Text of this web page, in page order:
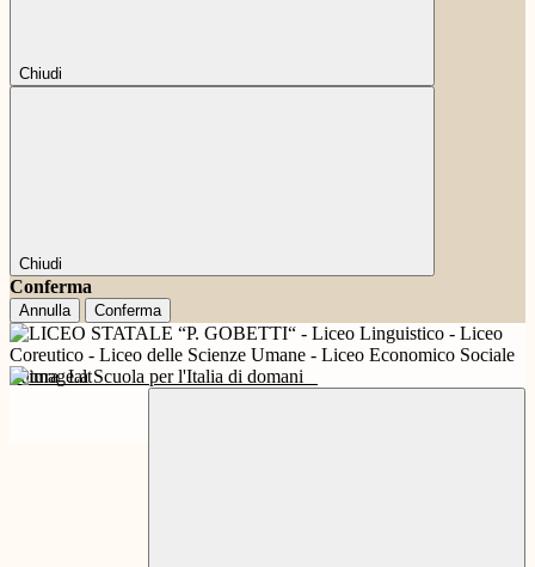
Chiudi
Chiudi
Conferma
Annulla Conferma
Futura La Scuola per l'Italia di domani